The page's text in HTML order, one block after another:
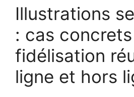
Illustrations
: cas
fidélisation
ligne et hors